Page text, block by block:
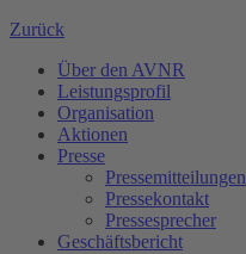
Zurück
Über den AVNR
Leistungsprofil
Organisation
Aktionen
Presse
Pressemitteilungen
Pressekontakt
Pressesprecher
Geschäftsbericht